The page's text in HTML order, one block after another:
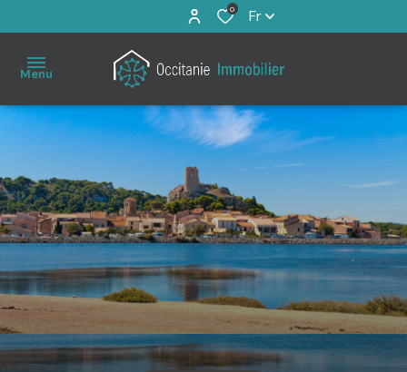
0 Fr
Menu
Accueil
À
vendre
Immo
Pro
Estimation